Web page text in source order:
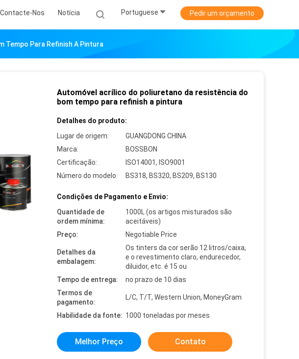
Contacte-Nos Notícia Portuguese Pedir um orçamento
Tempo Para Refinish A Pintura
Automóvel acrílico do poliuretano da resistência do
bom tempo para refinish a pintura
Detalhes do produto:
Lugar de origem:
GUANGDONG CHINA
Marca:
BOSSBON
Certificação:
ISO14001, ISO9001
Número do modelo:
BS318, BS320, BS209, BS130
Condições de Pagamento e Envio:
Quantidade de
ordem mínima:
1000L (os artigos misturados são
aceitáveis)
Preço:
Negotiable Price
Detalhes da
embalagem:
Os tinters da cor serão 12 litros/caixa,
e o revestimento claro, endurecedor,
diluidor, etc. é 15 ou
Tempo de entrega:
no prazo de 10 dias
Termos de
pagamento:
L/C, T/T, Western Union, MoneyGram
Habilidade da fonte: 1000 toneladas por meses
Melhor Preço Contato